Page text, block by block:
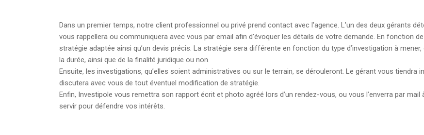
Dans un premier temps, notre client professionnel ou privé prend contact avec l’agence. L’un des deux gérants
vous rappellera ou communiquera avec vous par email afin d’évoquer les détails de votre demande. En fonction
stratégie adaptée ainsi qu’un devis précis. La stratégie sera différente en fonction du type d’investigation à
la durée, ainsi que de la finalité juridique ou non.
Ensuite, les investigations, qu’elles soient administratives ou sur le terrain, se dérouleront. Le gérant vous
discutera avec vous de tout éventuel modification de stratégie.
Enfin, Investipole vous remettra son rapport écrit et photo agréé lors d’un rendez-vous, ou vous l’enverra par
servir pour défendre vos intérêts.